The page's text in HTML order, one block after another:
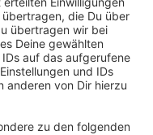
in drei
statt sie in die
Stadt hat den
auszubessern.
keine